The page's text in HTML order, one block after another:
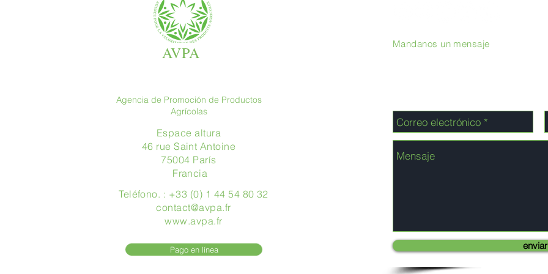
AVPA
Agencia de Promoción de Productos
Agrícolas
Espace altura
46 rue Saint Antoine
75004 París
​ Francia
Teléfono. : +33 (0) 1 44 54 80 32
contact@avpa.fr
www.avpa.fr
Pago en línea
Mandanos un mensaje